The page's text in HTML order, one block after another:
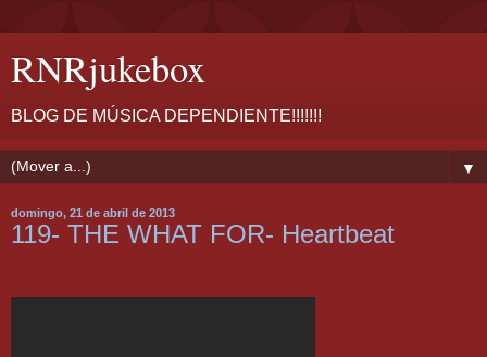
RNRjukebox
BLOG DE MÚSICA DEPENDIENTE!!!!!!!
▼
domingo, 21 de abril de 2013
119- THE WHAT FOR- Heartbeat